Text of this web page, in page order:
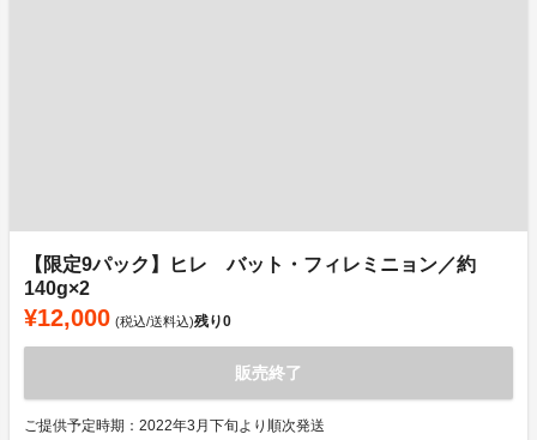
【限定9パック】ヒレ バット・フィレミニョン／約
140g×2
¥12,000 (税込/送料込)残り0
販売終了
ご提供予定時期：2022年3月下旬より順次発送